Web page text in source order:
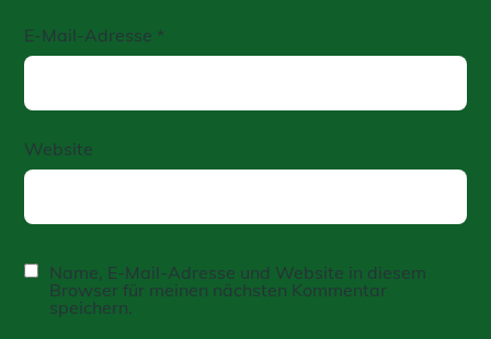
E-Mail-Adresse *
Website
Name, E-Mail-Adresse und Website in diesem
Browser für meinen nächsten Kommentar
speichern.